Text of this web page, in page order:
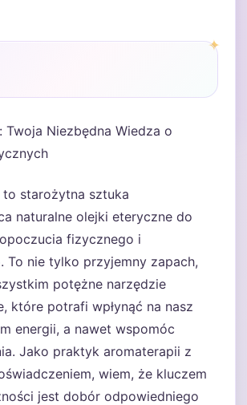
Twoja Niezbędna Wiedza o
starożytna sztuka
naturalne olejki eteryczne do
fizycznego i
To nie tylko przyjemny zapach,
potężne narzędzie
które potrafi wpłynąć na nasz
energii, a nawet wspomóc
Jako praktyk aromaterapii z
wiem, że kluczem
jest dobór odpowiedniego